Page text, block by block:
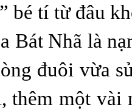
bé tí từ đâu
Bát Nhã là
đuôi vừa
thêm một vài